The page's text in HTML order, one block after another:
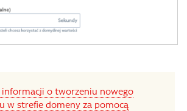
informacji o tworzeniu nowego
w strefie domeny za pomocą